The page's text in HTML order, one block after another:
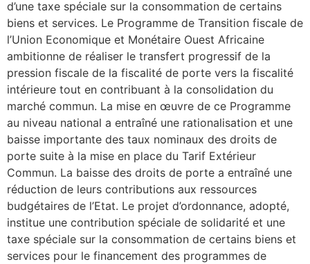
d’une taxe spéciale sur la consommation de certains
biens et services. Le Programme de Transition fiscale de
l’Union Economique et Monétaire Ouest Africaine
ambitionne de réaliser le transfert progressif de la
pression fiscale de la fiscalité de porte vers la fiscalité
intérieure tout en contribuant à la consolidation du
marché commun. La mise en œuvre de ce Programme
au niveau national a entraîné une rationalisation et une
baisse importante des taux nominaux des droits de
porte suite à la mise en place du Tarif Extérieur
Commun. La baisse des droits de porte a entraîné une
réduction de leurs contributions aux ressources
budgétaires de l’Etat. Le projet d’ordonnance, adopté,
institue une contribution spéciale de solidarité et une
taxe spéciale sur la consommation de certains biens et
services pour le financement des programmes de